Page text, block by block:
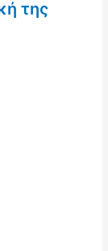
της